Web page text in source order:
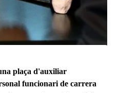
plaça d'auxiliar
funcionari de carrera